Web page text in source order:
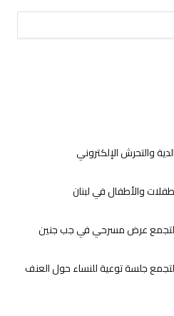
والتحرش الإلكتروني
والأطفال في لبنان
يوم ينظم التجمع جلسة توعية للنساء حول العنف